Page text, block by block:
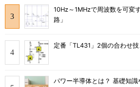
10Hz～1MHzで周波数を可変
路」
定番「TL431」2個の合わせ
パワー半導体とは？ 基礎知識